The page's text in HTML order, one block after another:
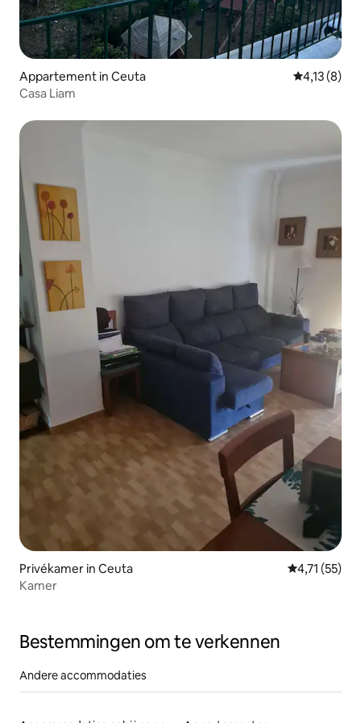
Appartement in Ceuta
4,13 (8)
Casa Liam
Privékamer in Ceuta Gemiddelde
4,71 (55)
Kamer
Bestemmingen om te verkennen
Andere accommodaties